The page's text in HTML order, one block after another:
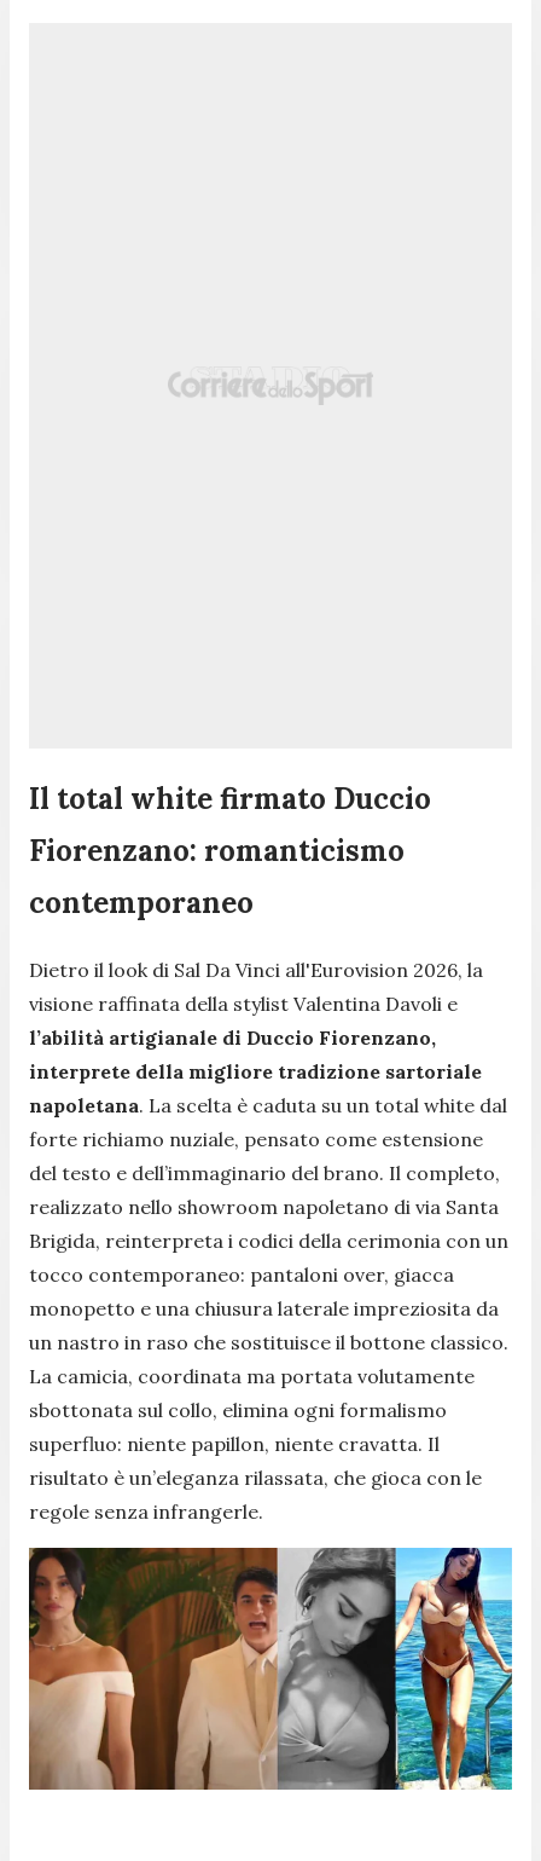
Il total white firmato Duccio
Fiorenzano: romanticismo
contemporaneo
Dietro il look di Sal Da Vinci all'Eurovision 2026, la
visione raffinata della stylist Valentina Davoli e
l’abilità artigianale di Duccio Fiorenzano,
interprete della migliore tradizione sartoriale
napoletana. La scelta è caduta su un total white dal
forte richiamo nuziale, pensato come estensione
del testo e dell’immaginario del brano. Il completo,
realizzato nello showroom napoletano di via Santa
Brigida, reinterpreta i codici della cerimonia con un
tocco contemporaneo: pantaloni over, giacca
monopetto e una chiusura laterale impreziosita da
un nastro in raso che sostituisce il bottone classico.
La camicia, coordinata ma portata volutamente
sbottonata sul collo, elimina ogni formalismo
superfluo: niente papillon, niente cravatta. Il
risultato è un’eleganza rilassata, che gioca con le
regole senza infrangerle.